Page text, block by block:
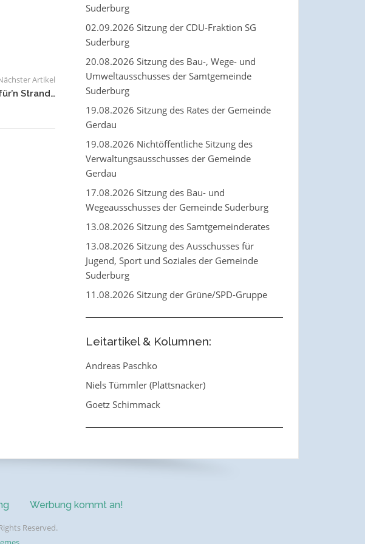
Artikel
Strand…
Suderburg
02.09.2026 Sitzung der CDU-Fraktion SG
Suderburg
20.08.2026 Sitzung des Bau-, Wege- und
Umweltausschusses der Samtgemeinde
Suderburg
19.08.2026 Sitzung des Rates der Gemeinde
Gerdau
19.08.2026 Nichtöffentliche Sitzung des
Verwaltungsausschusses der Gemeinde
Gerdau
17.08.2026 Sitzung des Bau- und
Wegeausschusses der Gemeinde Suderburg
13.08.2026 Sitzung des Samtgemeinderates
13.08.2026 Sitzung des Ausschusses für
Jugend, Sport und Soziales der Gemeinde
Suderburg
11.08.2026 Sitzung der Grüne/SPD-Gruppe
Leitartikel & Kolumnen:
Andreas Paschko
Niels Tümmler (Plattsnacker)
Goetz Schimmack
Werbung kommt an!
Reserved.